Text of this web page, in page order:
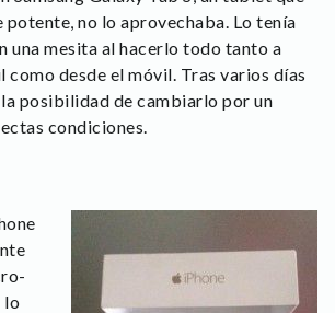
potente, no lo aprovechaba. Lo tenía
una mesita al hacerlo todo tanto a
desde el móvil. Tras varios días
posibilidad de cambiarlo por un
condiciones.
lo